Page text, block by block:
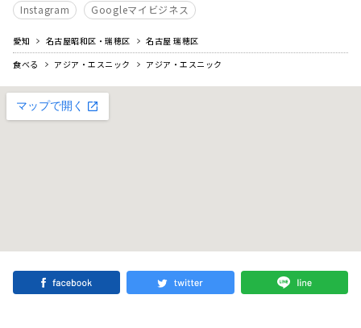
Instagram Googleマイビジネス
愛知 名古屋昭和区・瑞穂区
名古屋 瑞穂区
食べる
アジア・エスニック アジア・エスニック